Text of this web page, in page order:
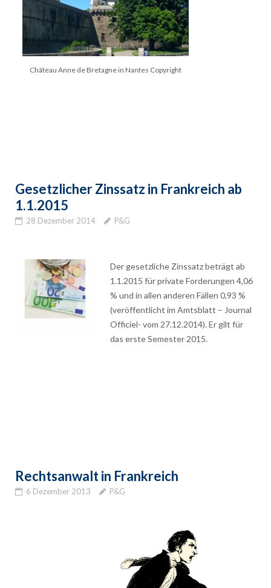
Château Anne de Bretagne in Nantes Copyright
Gesetzlicher Zinssatz in Frankreich ab
1.1.2015
28 Dezember 2014 P&G
Der gesetzliche Zinssatz beträgt ab
1.1.2015 für private Forderungen 4,06
% und in allen anderen Fällen 0,93 %
(veröffentlicht im Amtsblatt – Journal
Officiel- vom 27.12.2014). Er gilt für
das erste Semester 2015.
Rechtsanwalt in Frankreich
6 Dezember 2013 P&G